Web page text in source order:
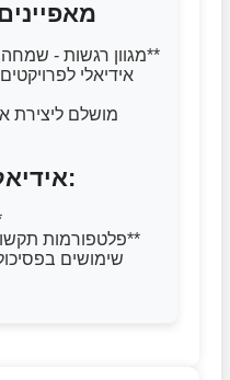
😊
**מגוון רגשות - שמחה, עצב, הפתעה ועוד**
🎨 אידיאלי עבור:
**פלטפורמות תקשורת ומדיה חברתית**